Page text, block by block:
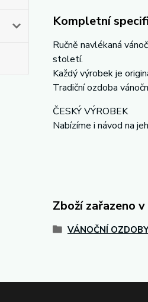
Kompletní
Ručně navlékaná
století.
Každý výrobek je
Tradiční ozdoba
ČESKÝ VÝROBEK
Nabízíme i návod na
Zboží zařazeno
VÁNOČNÍ